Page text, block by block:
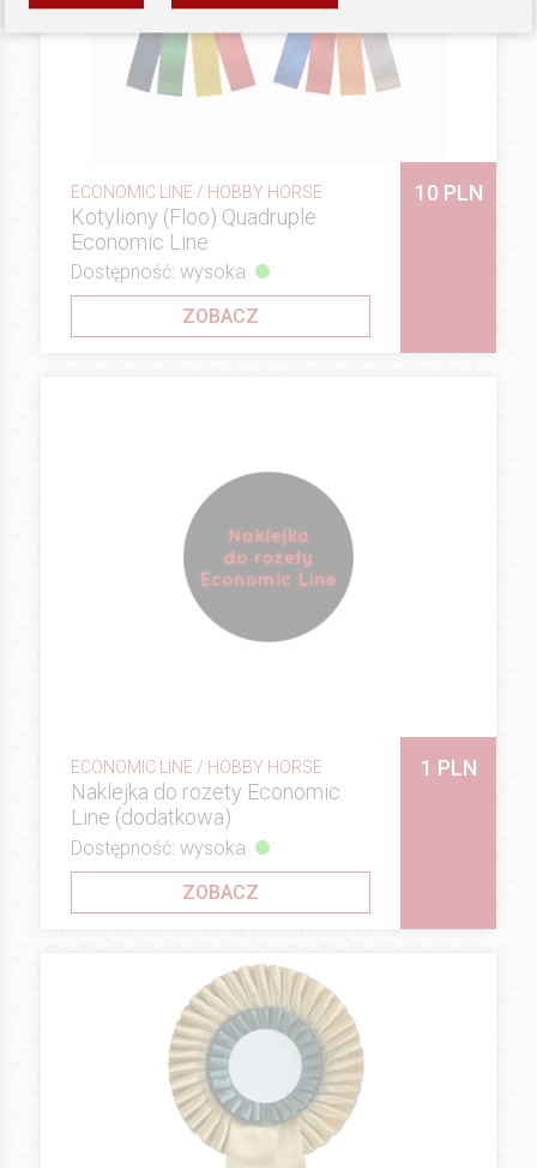
ECONOMIC LINE / HOBBY HORSE
Kotyliony (Floo) Quadruple
Economic Line
10 PLN
Dostępność: wysoka
ZOBACZ
ECONOMIC LINE / HOBBY HORSE
Naklejka do rozety Economic
Line (dodatkowa)
1 PLN
Dostępność: wysoka
ZOBACZ